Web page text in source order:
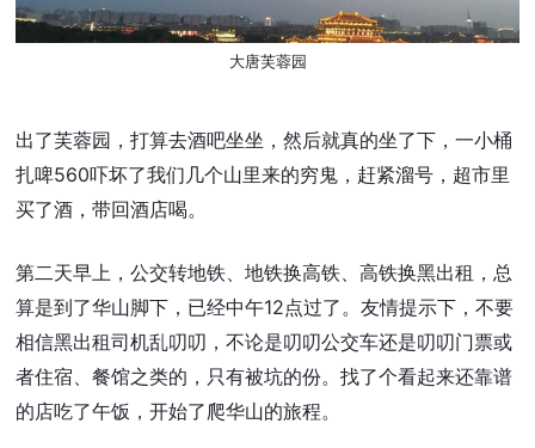
大唐芙蓉园
出了芙蓉园，打算去酒吧坐坐，然后就真的坐了下，一小桶
扎啤560吓坏了我们几个山里来的穷鬼，赶紧溜号，超市里
买了酒，带回酒店喝。
第二天早上，公交转地铁、地铁换高铁、高铁换黑出租，总
算是到了华山脚下，已经中午12点过了。友情提示下，不要
相信黑出租司机乱叨叨，不论是叨叨公交车还是叨叨门票或
者住宿、餐馆之类的，只有被坑的份。找了个看起来还靠谱
的店吃了午饭，开始了爬华山的旅程。